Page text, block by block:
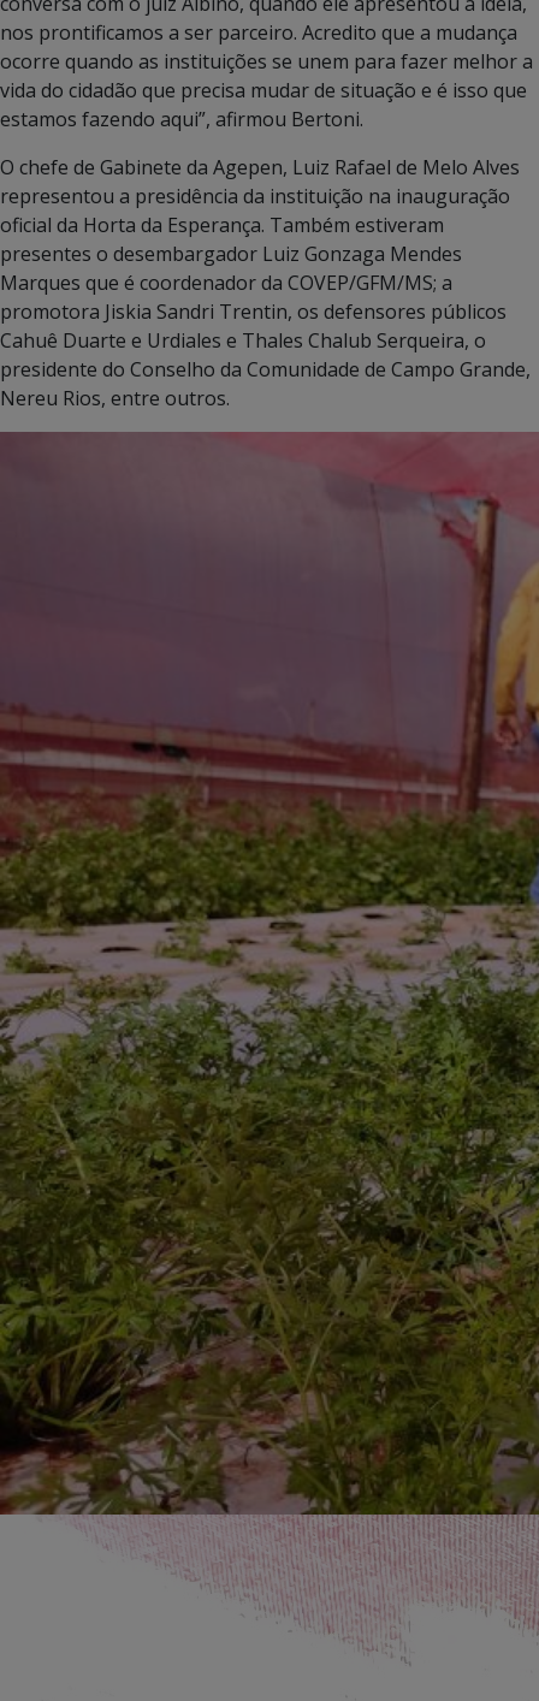
nos prontificamos a ser parceiro. Acredito que a mudança
ocorre quando as instituições se unem para fazer melhor a
vida do cidadão que precisa mudar de situação e é isso que
estamos fazendo aqui”, afirmou Bertoni.
O chefe de Gabinete da Agepen, Luiz Rafael de Melo Alves
representou a presidência da instituição na inauguração
oficial da Horta da Esperança. Também estiveram
presentes o desembargador Luiz Gonzaga Mendes
Marques que é coordenador da COVEP/GFM/MS; a
promotora Jiskia Sandri Trentin, os defensores públicos
Cahuê Duarte e Urdiales e Thales Chalub Serqueira, o
presidente do Conselho da Comunidade de Campo Grande,
Nereu Rios, entre outros.